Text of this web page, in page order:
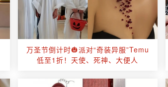
万圣节倒计时🎃派对“奇装异服”Temu
低至1折！天使、死神、大便人